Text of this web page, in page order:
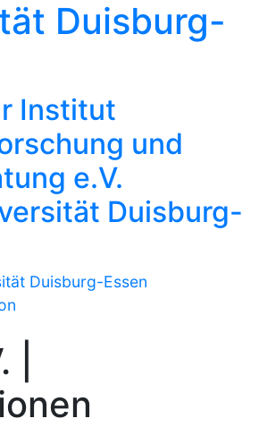
Duisburg-
Institut
und
e.V.
Duisburg-